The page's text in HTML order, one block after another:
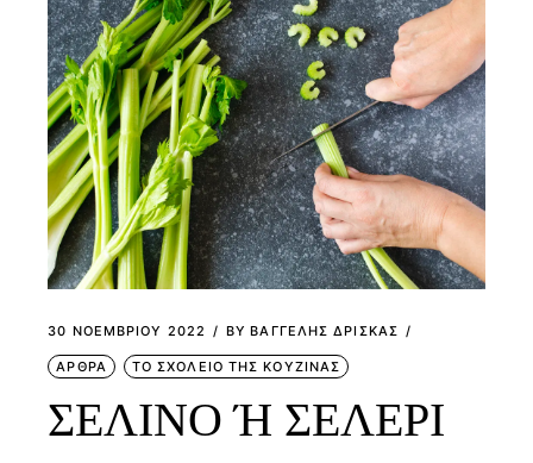
30 ΝΟΕΜΒΡΊΟΥ 2022 BY ΒΑΓΓΕΛΗΣ ΔΡΙΣΚΑΣ
ΑΡΘΡΑ ΤΟ ΣΧΟΛΕΙΟ ΤΗΣ ΚΟΥΖΙΝΑΣ
ΣΕΛΙΝΟ Ή ΣΕΛΕΡΙ